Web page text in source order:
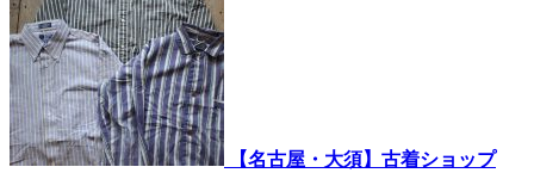
【名古屋・大須】古着ショップ